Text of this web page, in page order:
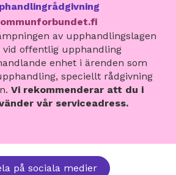
av upphandlingslagen
offentlig upphandling
enhet i ärenden som
speciellt rådgivning
Vi rekommenderar att du i
vår serviceadress.
på sociala medier